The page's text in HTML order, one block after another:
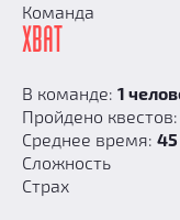
Команда
ХВАТ
В команде: 1
Пройдено квестов:
Среднее время:
Сложность
Страх